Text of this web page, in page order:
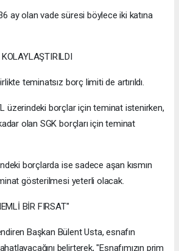
ay olan vade süresi böylece iki katına
teminatsız borç limiti de artırıldı.
üzerindeki borçlar için teminat istenirken,
olan SGK borçları için teminat
borçlarda ise sadece aşan kısmın
gösterilmesi yeterli olacak.
BİR FIRSAT"
Başkan Bülent Usta, esnafın
belirterek, "Esnafımızın prim